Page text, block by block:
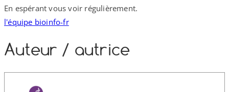
En espérant vous voir régulièrement.
l'équipe bioinfo-​fr
Auteur /​ autrice